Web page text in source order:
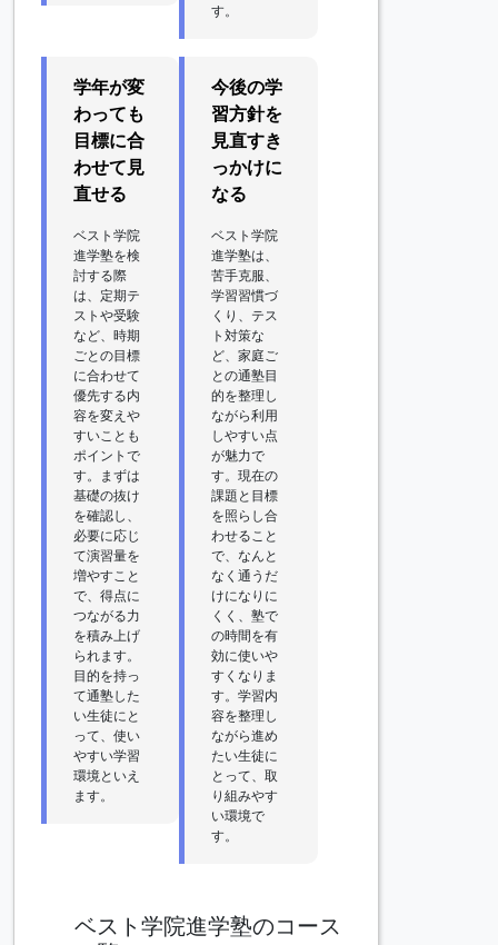
す。
学年が変
わっても
目標に合
わせて見
直せる
ベスト学院
進学塾を検
討する際
は、定期テ
ストや受験
など、時期
ごとの目標
に合わせて
優先する内
容を変えや
すいことも
ポイントで
す。まずは
基礎の抜け
を確認し、
必要に応じ
て演習量を
増やすこと
で、得点に
つながる力
を積み上げ
られます。
目的を持っ
て通塾した
い生徒にと
って、使い
やすい学習
環境といえ
ます。
今後の学
習方針を
見直すき
っかけに
なる
ベスト学院
進学塾は、
苦手克服、
学習習慣づ
くり、テス
ト対策な
ど、家庭ご
との通塾目
的を整理し
ながら利用
しやすい点
が魅力で
す。現在の
課題と目標
を照らし合
わせること
で、なんと
なく通うだ
けになりに
くく、塾で
の時間を有
効に使いや
すくなりま
す。学習内
容を整理し
ながら進め
たい生徒に
とって、取
り組みやす
い環境で
す。
ベスト学院進学塾のコース